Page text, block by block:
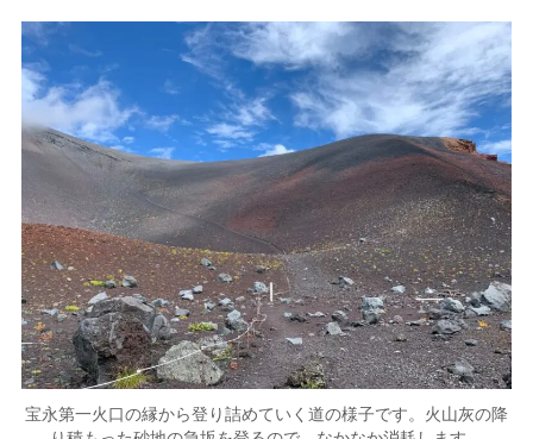
宝永第一火口の縁から登り詰めていく道の様子です。火山灰の降